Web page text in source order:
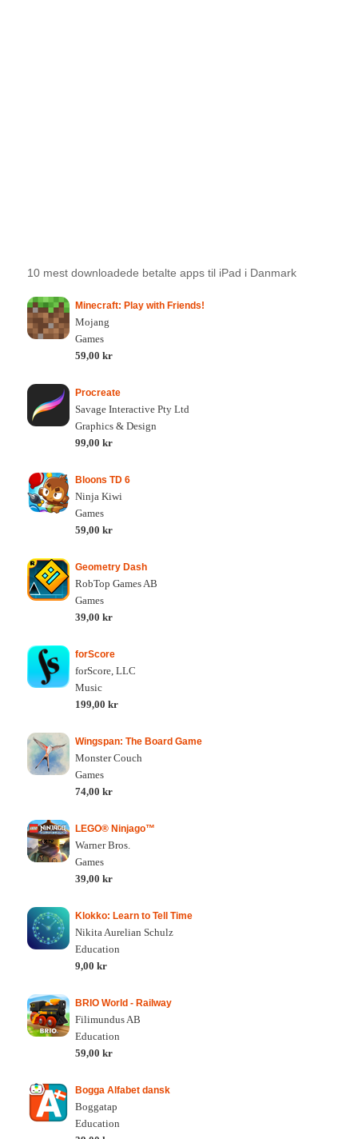
10 mest downloadede betalte apps til iPad i Danmark
Minecraft: Play with Friends!
Mojang
Games
59,00 kr
Procreate
Savage Interactive Pty Ltd
Graphics & Design
99,00 kr
Bloons TD 6
Ninja Kiwi
Games
59,00 kr
Geometry Dash
RobTop Games AB
Games
39,00 kr
forScore
forScore, LLC
Music
199,00 kr
Wingspan: The Board Game
Monster Couch
Games
74,00 kr
LEGO® Ninjago™
Warner Bros.
Games
39,00 kr
Klokko: Learn to Tell Time
Nikita Aurelian Schulz
Education
9,00 kr
BRIO World - Railway
Filimundus AB
Education
59,00 kr
Bogga Alfabet dansk
Boggatap
Education